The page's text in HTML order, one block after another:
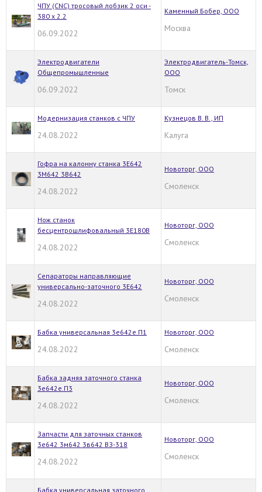
ЧПУ (CNC) тросовый лобзик 2 оси -
380 х 2.2
06.09.2022
Каменный Бобер, ООО
Москва
Электродвигатели
Общепромышленные
06.09.2022
Электродвигатель-Томск,
ООО
Томск
Модернизация станков с ЧПУ
24.08.2022
Кузнецов В. В., ИП
Калуга
Гофра на калонну станка 3Е642
3М642 3В642
24.08.2022
Новоторг, ООО
Смоленск
Нож станок
бесцентрошлифовальный 3Е180В
24.08.2022
Новоторг, ООО
Смоленск
Сепараторы направляющие
универсально-заточного 3Е642
24.08.2022
Новоторг, ООО
Смоленск
Бабка универсальная 3е642е.П1
24.08.2022
Новоторг, ООО
Смоленск
Бабка задняя заточного станка
3е642е.П3
24.08.2022
Новоторг, ООО
Смоленск
Запчасти для заточных станков
3е642 3м642 3в642 ВЗ-318
24.08.2022
Новоторг, ООО
Смоленск
Бабка универсальная заточного